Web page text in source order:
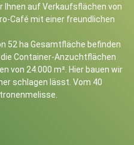
Ihnen auf Verkaufsflächen von
Café mit einer freundlichen
52 ha Gesamtfläche befinden
Container-Anzuchtflächen
von 24.000 m². Hier bauen wir
schlagen lässt. Vom 40